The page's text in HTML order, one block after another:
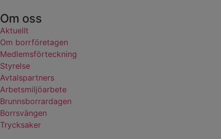
Om oss
Aktuellt
Om borrföretagen
Medlemsförteckning
Styrelse
Avtalspartners
Arbetsmiljöarbete
Brunnsborrardagen
Borrsvängen
Trycksaker